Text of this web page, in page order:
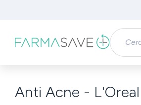
Passa alla navigazione principale
Anti Acne - L'Oreal